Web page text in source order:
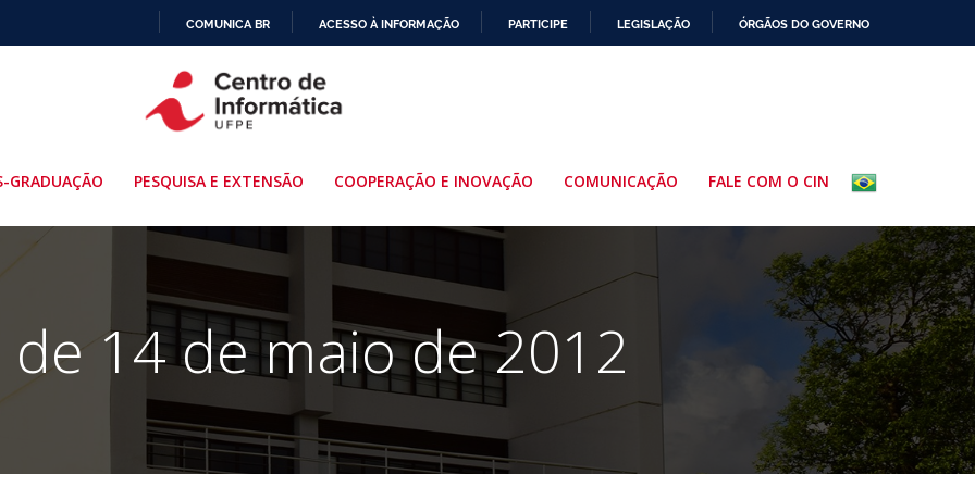
PARA
O
COMUNICA BR ACESSO À INFORMAÇÃO PARTICIPE LEGISLAÇÃO ÓRGÃOS DO GOVERNO
GRADUAÇÃO PESQUISA E EXTENSÃO COOPERAÇÃO E INOVAÇÃO COMUNICAÇÃO FALE COM O CIN
de 14 de maio de 2012